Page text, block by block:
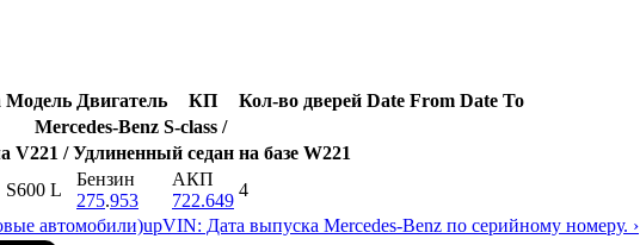
Модель Двигатель КП Кол-во дверей Date From Date To
Mercedes-Benz S-class /
V221 / Удлиненный седан на базе W221
S600 L
Бензин
275.953
АКП
722.649
4
автомобили)upVIN: Дата выпуска Mercedes-Benz по серийному номеру. ›